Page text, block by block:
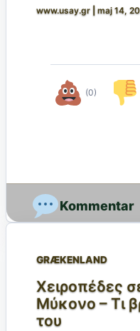
www.usay.gr maj 14,
(0)
GRÆKENLAND
Χειροπέδες
Μύκονο – Τι
του